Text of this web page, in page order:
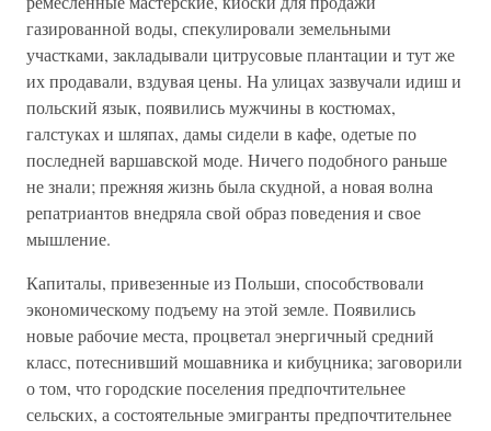
газированной воды, спекулировали земельными
участками, закладывали цитрусовые плантации и тут же
их продавали, вздувая цены. На улицах зазвучали идиш и
польский язык, появились мужчины в костюмах,
галстуках и шляпах, дамы сидели в кафе, одетые по
последней варшавской моде. Ничего подобного раньше
не знали; прежняя жизнь была скудной, а новая волна
репатриантов внедряла свой образ поведения и свое
мышление.
Капиталы, привезенные из Польши, способствовали
экономическому подъему на этой земле. Появились
новые рабочие места, процветал энергичный средний
класс, потеснивший мошавника и кибуцника; заговорили
о том, что городские поселения предпочтительнее
сельских, а состоятельные эмигранты предпочтительнее